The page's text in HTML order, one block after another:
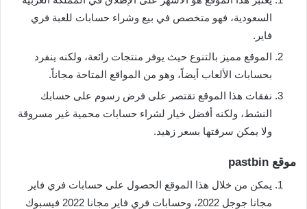
السعودية، فهو متخصص في بيع وشراء حسابات للعبة فري
فاير.
الموقع مميز بالتنوع حيث يوفر منتجات رائعة، ولكنه ينفرد
بحسابات الألعاب أيضاً، وهو من المواقع المتاحة مجاناً.
نفقات هذا الموقع تقتصر على فرض رسوم على حسابك
النشط، ولكنه أفضل خيار لشراء حسابات محمية غير مسروقة
ولا يمكن سرقتها بسعر زهيد.
موقع pastbin
يمكن من خلال هذا الموقع الحصول على حسابات فري فاير
مجانا جوجل 2022، وحسابات فري فاير مجانا 2022 فيسبوك